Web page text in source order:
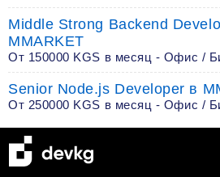
Middle Strong Backend
MMARKET
От 150000 KGS в месяц - Офис /
Senior Node.js Developer в
От 250000 KGS в месяц - Офис /